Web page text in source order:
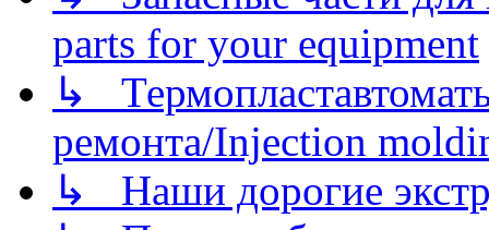
parts for your equipment
↳
ремонта/Injection
↳ Наши дорогие